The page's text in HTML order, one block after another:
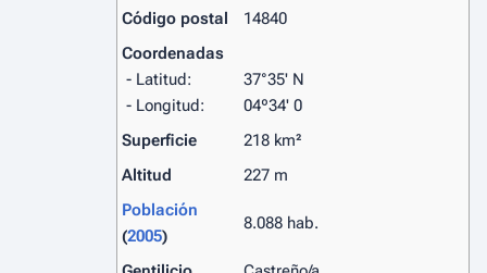
Código postal
14840
Coordenadas
- Latitud:
- Longitud:
37°35' N
04º34' 0
Superficie
218 km²
Altitud
227 m
Población
(2005)
8.088 hab.